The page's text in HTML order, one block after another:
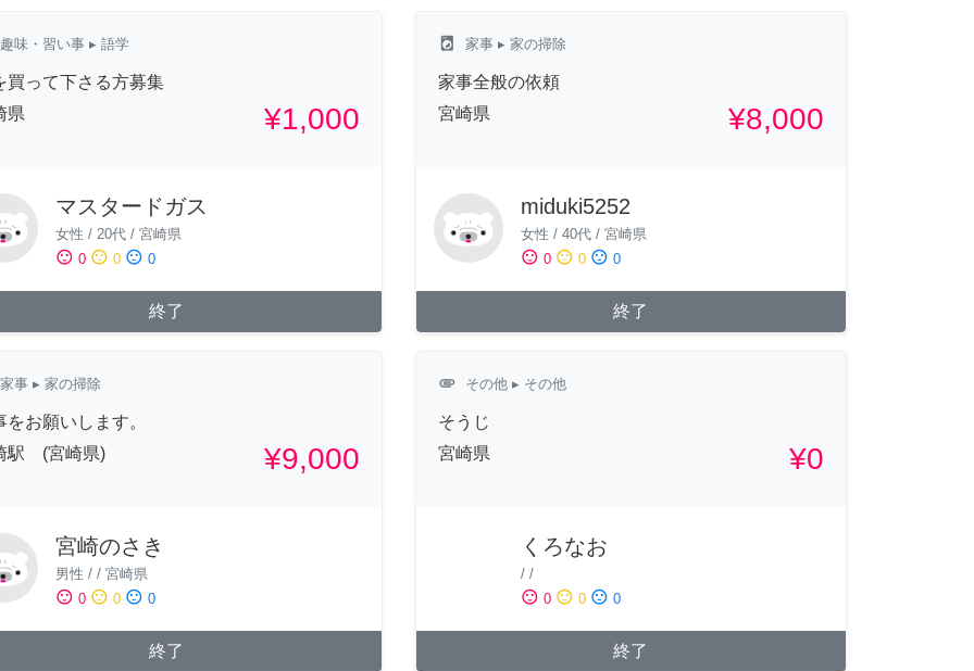
趣味・習い事 ▸ 語学
買って下さる方募集
県
¥1,000
マスタードガス
女性 / 20代 / 宮崎県
sentiment_satisfied 0 sentiment_neutral 0 sentiment_dissatisfied 0
終了
local_laundry_service 家事▸ 家の掃除
家事全般の依頼
宮崎県
¥8,000
miduki5252
女性 / 40代/ 宮崎県
sentiment_satisfied 0 sentiment_neutral 0 sentiment_dissatisfied 0
終了
家事 ▸ 家の掃除
をお願いします。
駅 (宮崎県)
¥9,000
宮崎のさき
男性 / / 宮崎県
sentiment_satisfied 0 sentiment_neutral 0 sentiment_dissatisfied 0
終了
attachment その他▸ その他
そうじ
宮崎県
¥0
くろなお
/ /
sentiment_satisfied 0 sentiment_neutral 0 sentiment_dissatisfied 0
終了